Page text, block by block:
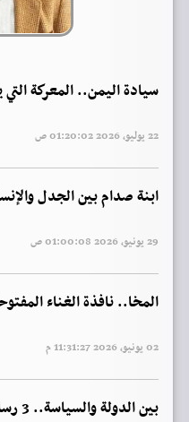
سيادة اليمن.. المعركة
22 يوليو, 2026 01:20:02 ص
ابنة صدام بين الجدل
29 يونيو, 2026 01:00:08 ص
المخا.. نافذة الغناء
02 يونيو, 2026 11:31:27 م
بين الدولة والسياسة.. 3 رسائل أطلقها طارق خلال أيام